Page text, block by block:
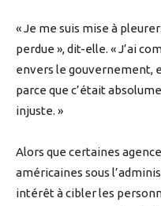
« Je me suis mise à
perdue », dit-elle. « J’ai
envers le gouvernement,
parce que c’était
injuste. »
Alors que certaines
américaines sous
intérêt à cibler les